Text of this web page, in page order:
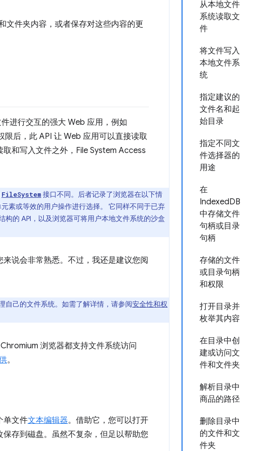
从本地文件
系统读取文
件
将文件写入
本地文件系
统
指定建议的
文件名和起
始目录
指定不同文
件选择器的
用途
在
IndexedDB
中存储文件
句柄或目录
句柄
存储的文件
或目录句柄
和权限
打开目录并
枚举其内容
在目录中创
建或访问文
件和文件夹
解析目录中
商品的路径
删除目录中
的文件和文
件夹
文件夹内容，或者保存对这些内容的更
进行交互的强大 Web 应用，例如
后，此 API 让 Web 应用可以直接读取
和写入文件之外，File System Access
FileSystem接口不同。后者记录了浏览器在以下情
素或等效的用户操作进行选择。 它同样不同于已弃
的 API，以及浏览器可将用户本地文件系统的沙盒
说会非常熟悉。不过，我还是建议您阅
自己的文件系统。如需了解详情，请参阅安全性和权
浏览器都支持文件系统访问
。
单文件文本编辑器。借助它，您可以打开
存到磁盘。虽然不复杂，但足以帮助您